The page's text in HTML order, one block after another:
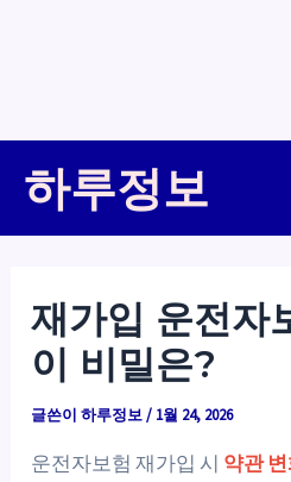
하루정보
재가입 운전자
이 비밀은?
글쓴이하루정보/ 1월 24, 2026
운전자보험 재가입 시 약관